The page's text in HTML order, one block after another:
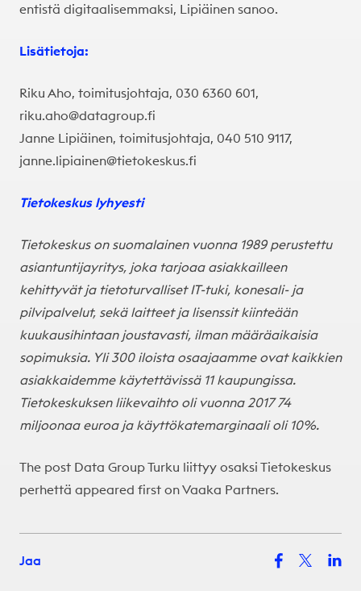
entistä digitaalisemmaksi, Lipiäinen sanoo.
Lisätietoja:
Riku Aho, toimitusjohtaja, 030 6360 601,
riku.aho@datagroup.fi
Janne Lipiäinen, toimitusjohtaja, 040 510 9117,
janne.lipiainen@tietokeskus.fi
Tietokeskus lyhyesti
Tietokeskus on suomalainen vuonna 1989 perustettu
asiantuntijayritys, joka tarjoaa asiakkailleen
kehittyvät ja tietoturvalliset IT-tuki, konesali- ja
pilvipalvelut, sekä laitteet ja lisenssit kiinteään
kuukausihintaan joustavasti, ilman määräaikaisia
sopimuksia. Yli 300 iloista osaajaamme ovat kaikkien
asiakkaidemme käytettävissä 11 kaupungissa.
Tietokeskuksen liikevaihto oli vuonna 2017 74
miljoonaa euroa ja käyttökatemarginaali oli 10%.
The post Data Group Turku liittyy osaksi Tietokeskus
perhettä appeared first onVaaka Partners.
Jaa